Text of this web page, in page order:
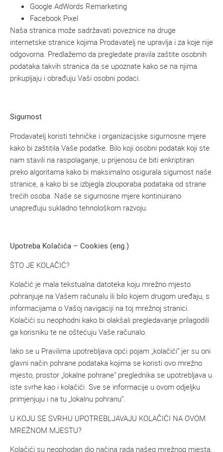
Google AdWords Remarketing
Facebook Pixel
Naša stranica može sadržavati poveznice na druge
internetske stranice kojima Prodavatelj ne upravlja i za koje nije
odgovorna. Predlažemo da pregledate pravila zaštite osobnih
podataka takvih stranica da se upoznate kako se na njima
prikupljaju i obrađuju Vaši osobni podaci.
Sigurnost
Prodavatelj koristi tehničke i organizacijske sigurnosne mjere
kako bi zaštitila Vaše podatke. Bilo koji osobni podatak koji ste
nam stavili na raspolaganje, u prijenosu će biti enkriptiran
preko algoritama kako bi maksimalno osigurala sigurnost naše
stranice, a kako bi se izbjegla zlouporaba podataka od strane
trećih osoba. Naše se sigurnosne mjere kontinuirano
unapređuju sukladno tehnološkom razvoju.
Upotreba Kolačića – Cookies (eng.)
ŠTO JE KOLAČIĆ?
Kolačić je mala tekstualna datoteka koju mrežno mjesto
pohranjuje na Vašem računalu ili bilo kojem drugom uređaju, s
informacijama o Vašoj navigaciji na toj mrežnoj stranici.
Kolačići su neophodni kako bi olakšali pregledavanje prilagodili
ga korisniku te ne oštećuju Vaše računalo.
Iako se u Pravilima upotrebljava opći pojam „kolačići“ jer su oni
glavni način pohrane podataka kojima se koristi ovo mrežno
mjesto, prostor „lokalne pohrane“ preglednika se upotrebljava u
iste svrhe kao i kolačići. Sve se informacije u ovom odjeljku
primjenjuju i na tu „lokalnu pohranu“.
U KOJU SE SVRHU UPOTREBLJAVAJU KOLAČIĆI NA OVOM
MREŽNOM MJESTU?
Kolačići su neophodan dio načina rada našeg mrežnog mjesta.